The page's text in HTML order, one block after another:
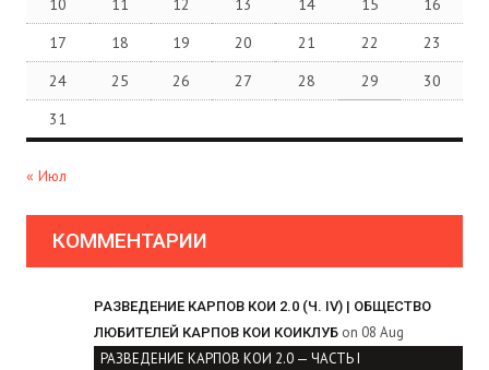
10
11 12 13 14 15
16
17
18 19 20 21 22
23
24
25 26 27 28 29
30
31
« Июл
КОММЕНТАРИИ
РАЗВЕДЕНИЕ КАРПОВ КОИ 2.0 (Ч. IV) | ОБЩЕСТВО
ЛЮБИТЕЛЕЙ КАРПОВ КОИ КОИКЛУБ on 08 Aug
РАЗВЕДЕНИЕ КАРПОВ КОИ 2.0 — ЧАСТЬ I